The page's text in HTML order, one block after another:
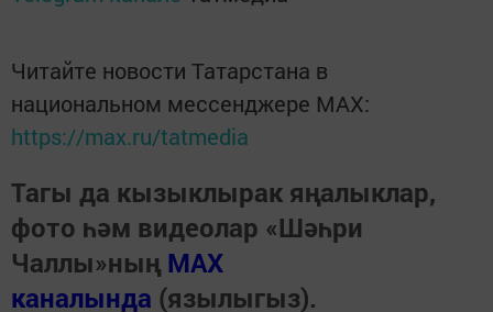
Читайте новости Татарстана в
национальном мессенджере MАХ:
https://max.ru/tatmedia
Тагы да кызыклырак яңалыклар,
фото һәм видеолар «Шәһри
Чаллы»ның MAX
каналында (язылыгыз).